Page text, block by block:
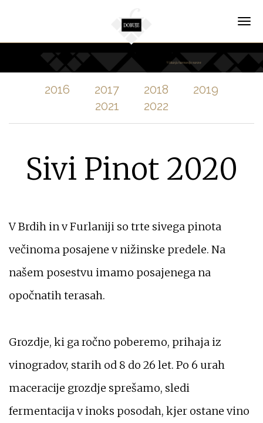
content
2016 2017 2018
2019
2021
2022
Sivi Pinot 2020
V Brdih in v Furlaniji so trte sivega pinota
večinoma posajene v nižinske predele. Na
našem posestvu imamo posajenega na
opočnatih terasah.
Grozdje, ki ga ročno poberemo, prihaja iz
vinogradov, starih od 8 do 26 let. Po 6 urah
maceracije grozdje sprešamo, sledi
fermentacija v inoks posodah, kjer ostane vino